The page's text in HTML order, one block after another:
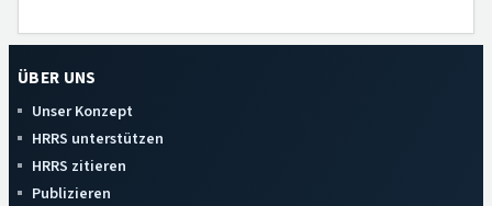
ÜBER UNS
Unser Konzept
HRRS unterstützen
HRRS zitieren
Publizieren